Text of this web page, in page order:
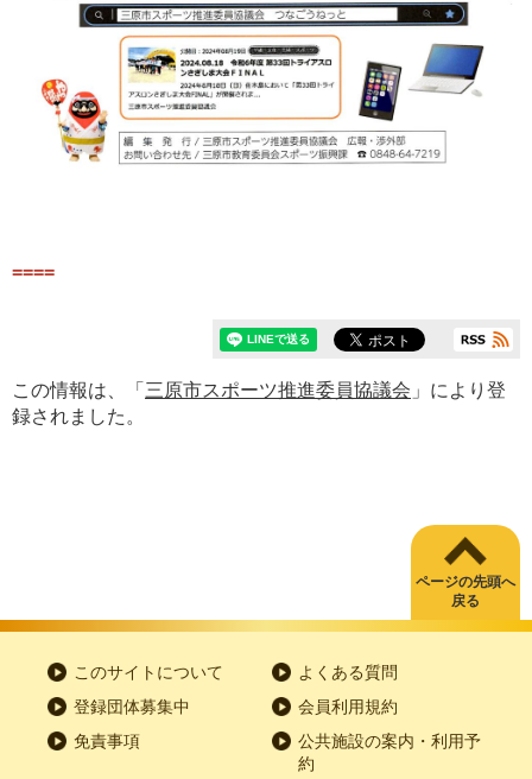
====
この情報は、「 三原市スポーツ推進委員協議会 」により登
録されました。
ページの先頭へ
戻る
このサイトについて
よくある質問
登録団体募集中
会員利用規約
免責事項
公共施設の案内・利用予
約